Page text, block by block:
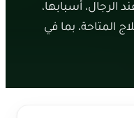
أسبابها،
بما في